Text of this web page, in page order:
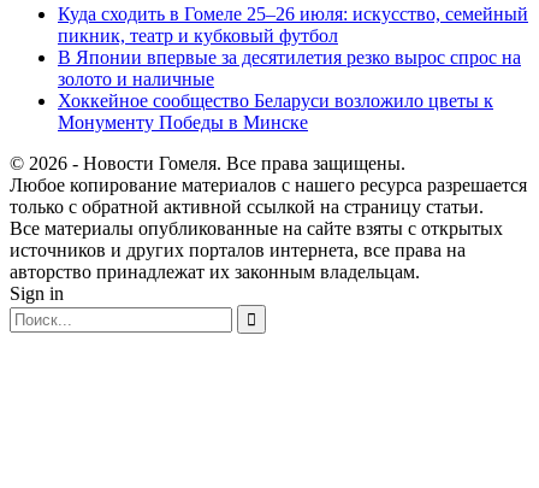
Куда сходить в Гомеле 25–26 июля: искусство, семейный
пикник, театр и кубковый футбол
В Японии впервые за десятилетия резко вырос спрос на
золото и наличные
Хоккейное сообщество Беларуси возложило цветы к
Монументу Победы в Минске
© 2026 - Новости Гомеля. Все права защищены.
Любое копирование материалов с нашего ресурса разрешается
только с обратной активной ссылкой на страницу статьи.
Все материалы опубликованные на сайте взяты с открытых
источников и других порталов интернета, все права на
авторство принадлежат их законным владельцам.
Sign in